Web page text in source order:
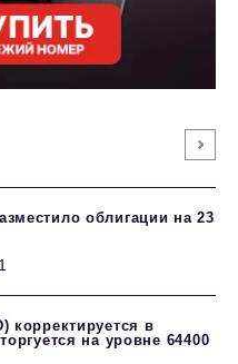
облигации на 23
корректируется в
на уровне 64400